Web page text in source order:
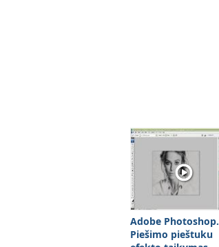
Adobe Photoshop.
Piešimo pieštuku